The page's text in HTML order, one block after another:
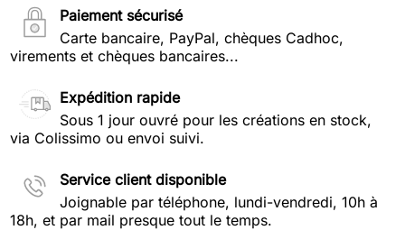
Paiement sécurisé
Carte bancaire, PayPal, chèques Cadhoc,
virements et chèques bancaires...
Expédition rapide
Sous 1 jour ouvré pour les créations en stock,
via Colissimo ou envoi suivi.
Service client disponible
Joignable par téléphone, lundi-vendredi, 10h à
18h, et par mail presque tout le temps.